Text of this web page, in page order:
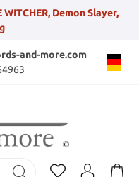
Demon Slayer,
and-more.com